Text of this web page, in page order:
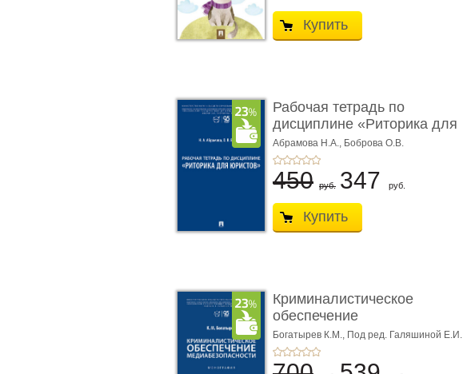
Купить
Рабочая тетрадь по
дисциплине «Риторика для
ю� ...
Абрамова Н.А., Боброва О.В.
450 руб. 347 руб.
Купить
Криминалистическое
обеспечение
медиабезопас� ...
Богатырев К.М., Под ред. Галяшиной Е.И.